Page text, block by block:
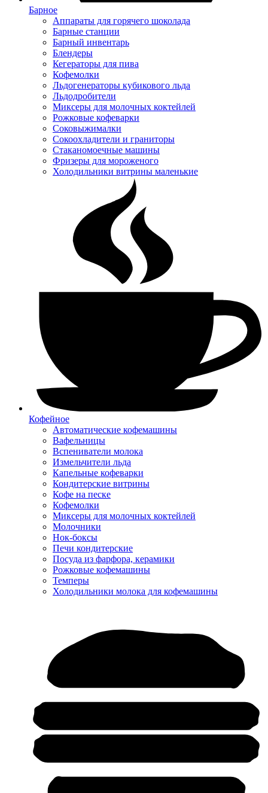
Барное
Аппараты для горячего шоколада
Барные станции
Барный инвентарь
Блендеры
Кегераторы для пива
Кофемолки
Льдогенераторы кубикового льда
Льдодробители
Миксеры для молочных коктейлей
Рожковые кофеварки
Соковыжималки
Сокоохладители и граниторы
Стаканомоечные машины
Фризеры для мороженого
Холодильники витрины маленькие
Кофейное
Автоматические кофемашины
Вафельницы
Вспениватели молока
Измельчители льда
Капельные кофеварки
Кондитерские витрины
Кофе на песке
Кофемолки
Миксеры для молочных коктейлей
Молочники
Нок-боксы
Печи кондитерские
Посуда из фарфора, керамики
Рожковые кофемашины
Темперы
Холодильники молока для кофемашины